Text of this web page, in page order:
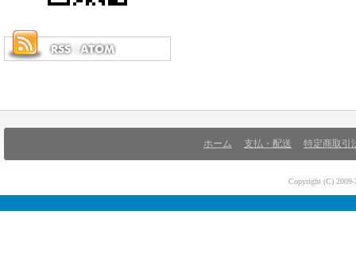
ホーム 支払・配送 特定商取引
Copyright (C)